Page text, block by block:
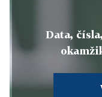
Data,